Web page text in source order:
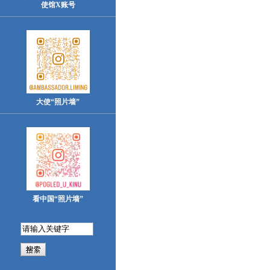
使馆X账号
大使“照片墙”
看中国“照片墙”